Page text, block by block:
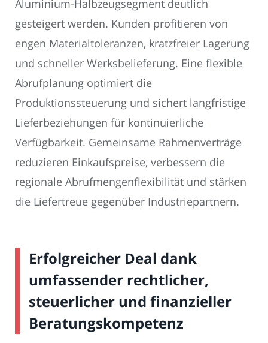
Aluminium-Halbzeugsegment deutlich
gesteigert werden. Kunden profitieren von
engen Materialtoleranzen, kratzfreier Lagerung
und schneller Werksbelieferung. Eine flexible
Abrufplanung optimiert die
Produktionssteuerung und sichert langfristige
Lieferbeziehungen für kontinuierliche
Verfügbarkeit. Gemeinsame Rahmenverträge
reduzieren Einkaufspreise, verbessern die
regionale Abrufmengenflexibilität und stärken
die Liefertreue gegenüber Industriepartnern.
Erfolgreicher Deal dank
umfassender rechtlicher,
steuerlicher und finanzieller
Beratungskompetenz